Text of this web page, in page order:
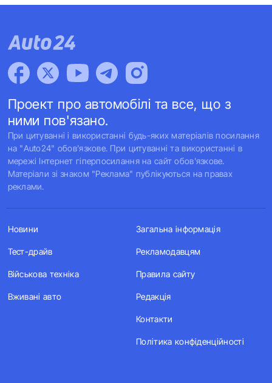
Проект про автомобілі та все, що з
ними пов'язано.
При цитуванні і використанні будь-яких матеріалів посилання
на "Auto24" обов'язкове. При цитуванні та використанні в
мережі Інтернет гіперпосилання на сайт обов'язкове.
Матеріали зі знаком "Реклама" публікуються на правах
реклами.
Новини
Тест-драйв
Військова техніка
Вживані авто
Загальна інформація
Рекламодавцям
Правила сайту
Редакція
Контакти
Політика конфіденційності